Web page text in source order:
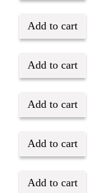
Add to cart
Add to cart
Add to cart
Add to cart
Add to cart